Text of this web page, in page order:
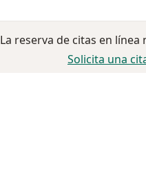
La reserva de citas en
Solicita una